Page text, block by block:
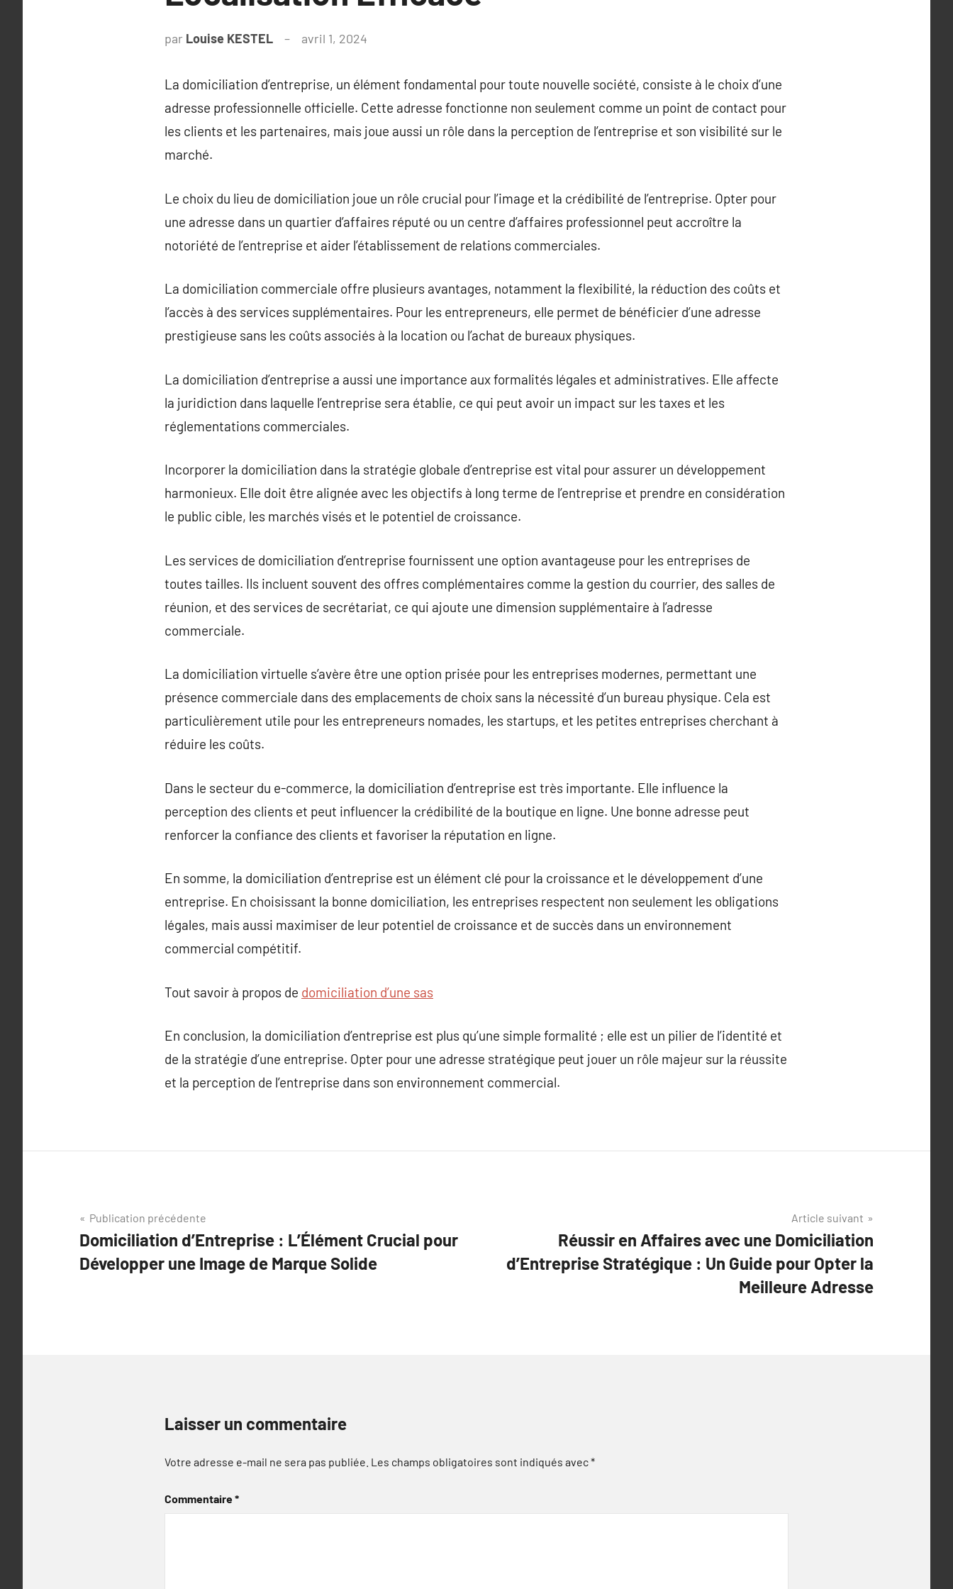
par Louise KESTEL avril 1, 2024
La domiciliation d’entreprise, un élément fondamental pour toute nouvelle société, consiste à le choix d’une
adresse professionnelle officielle. Cette adresse fonctionne non seulement comme un point de contact pour
les clients et les partenaires, mais joue aussi un rôle dans la perception de l’entreprise et son visibilité sur le
marché.
Le choix du lieu de domiciliation joue un rôle crucial pour l’image et la crédibilité de l’entreprise. Opter pour
une adresse dans un quartier d’affaires réputé ou un centre d’affaires professionnel peut accroître la
notoriété de l’entreprise et aider l’établissement de relations commerciales.
La domiciliation commerciale offre plusieurs avantages, notamment la flexibilité, la réduction des coûts et
l’accès à des services supplémentaires. Pour les entrepreneurs, elle permet de bénéficier d’une adresse
prestigieuse sans les coûts associés à la location ou l’achat de bureaux physiques.
La domiciliation d’entreprise a aussi une importance aux formalités légales et administratives. Elle affecte
la juridiction dans laquelle l’entreprise sera établie, ce qui peut avoir un impact sur les taxes et les
réglementations commerciales.
Incorporer la domiciliation dans la stratégie globale d’entreprise est vital pour assurer un développement
harmonieux. Elle doit être alignée avec les objectifs à long terme de l’entreprise et prendre en considération
le public cible, les marchés visés et le potentiel de croissance.
Les services de domiciliation d’entreprise fournissent une option avantageuse pour les entreprises de
toutes tailles. Ils incluent souvent des offres complémentaires comme la gestion du courrier, des salles de
réunion, et des services de secrétariat, ce qui ajoute une dimension supplémentaire à l’adresse
commerciale.
La domiciliation virtuelle s’avère être une option prisée pour les entreprises modernes, permettant une
présence commerciale dans des emplacements de choix sans la nécessité d’un bureau physique. Cela est
particulièrement utile pour les entrepreneurs nomades, les startups, et les petites entreprises cherchant à
réduire les coûts.
Dans le secteur du e-commerce, la domiciliation d’entreprise est très importante. Elle influence la
perception des clients et peut influencer la crédibilité de la boutique en ligne. Une bonne adresse peut
renforcer la confiance des clients et favoriser la réputation en ligne.
En somme, la domiciliation d’entreprise est un élément clé pour la croissance et le développement d’une
entreprise. En choisissant la bonne domiciliation, les entreprises respectent non seulement les obligations
légales, mais aussi maximiser de leur potentiel de croissance et de succès dans un environnement
commercial compétitif.
Tout savoir à propos de domiciliation d’une sas
En conclusion, la domiciliation d’entreprise est plus qu’une simple formalité ; elle est un pilier de l’identité et
de la stratégie d’une entreprise. Opter pour une adresse stratégique peut jouer un rôle majeur sur la réussite
et la perception de l’entreprise dans son environnement commercial.
Navigation
de
l’article
Publication précédente
Domiciliation d’Entreprise : L’Élément Crucial pour
Développer une Image de Marque Solide
Article suivant
Réussir en Affaires avec une Domiciliation
d’Entreprise Stratégique : Un Guide pour Opter la
Meilleure Adresse
Laisser un commentaire
Votre adresse e-mail ne sera pas publiée. Les champs obligatoires sont indiqués avec*
Commentaire*